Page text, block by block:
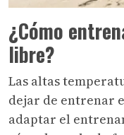
¿Cómo
libre?
Las altas
dejar de entrenar
adaptar el